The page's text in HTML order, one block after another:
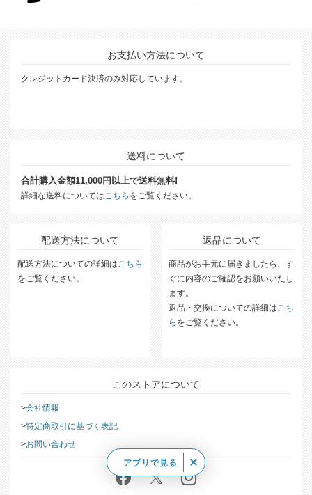
お支払い方法について
クレジットカード決済のみ対応しています。
送料について
合計購入金額11,000円以上で送料無料!
詳細な送料についてはこちら をご覧ください。
配送方法について
配送方法についての詳細はこちら
をご覧ください。
返品について
商品がお手元に届きましたら、す
ぐに内容のご確認をお願いいたし
ます。
返品・交換についての詳細はこち
ら をご覧ください。
このストアについて
会社情報
特定商取引に基づく表記
お問い合わせ
アプリで見る